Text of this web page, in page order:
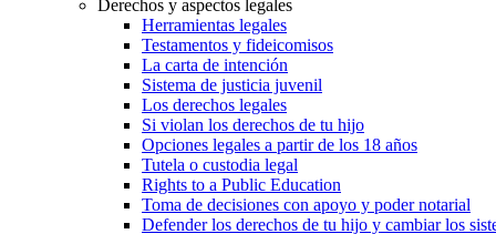
Derechos y aspectos legales
Herramientas legales
Testamentos y fideicomisos
La carta de intención
Sistema de justicia juvenil
Los derechos legales
Si violan los derechos de tu hijo
Opciones legales a partir de los 18 años
Tutela o custodia legal
Rights to a Public Education
Toma de decisiones con apoyo y poder notarial
Defender los derechos de tu hijo y cambiar los